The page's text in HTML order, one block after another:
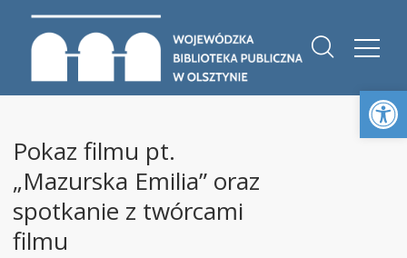
Pokaz filmu pt.
„Mazurska Emilia” oraz
spotkanie z twórcami
filmu